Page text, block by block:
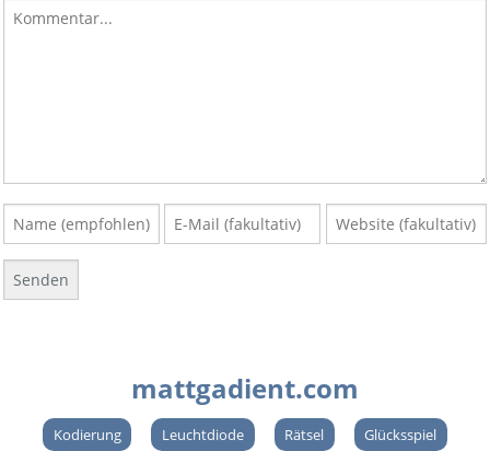
mattgadient.com
Kodierung Leuchtdiode Rätsel Glücksspiel